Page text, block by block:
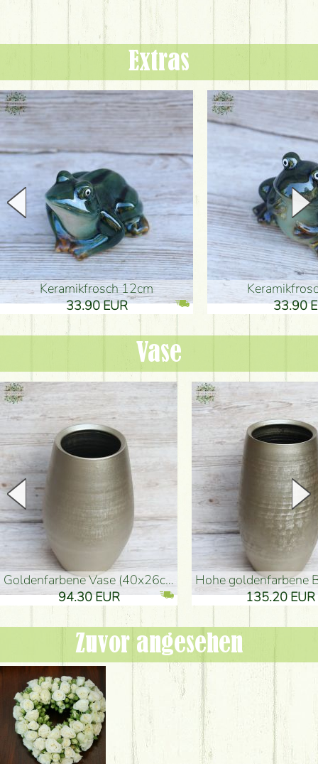
Extras
Keramikfrosch 12cm
33.90 EUR
33.90
Vase
goldenfarbene Vase (40x26cm)
94.30 EUR
hohe goldenfarbene
135.20 EUR
Zuvor angesehen